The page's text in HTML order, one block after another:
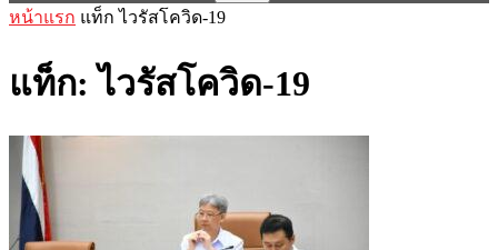
หน้าแรก แท็ก ไวรัสโควิด-19
แท็ก: ไวรัสโควิด-19